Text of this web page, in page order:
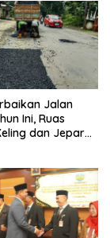
Jalan
Ini, Ruas
dan Jepara